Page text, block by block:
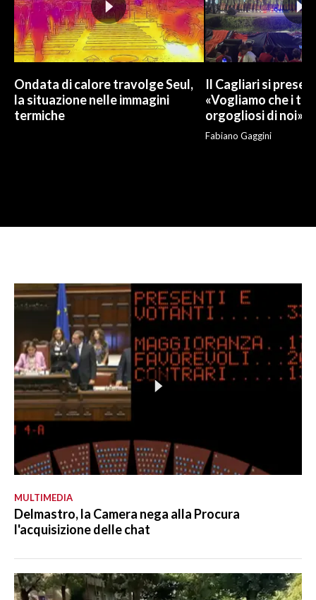
Ondata di calore travolge Seul,
la situazione nelle immagini
termiche
Il Cagliari si
«Vogliamo che i
orgogliosi di noi»
Fabiano Gaggini
MULTIMEDIA
Delmastro, la Camera nega alla Procura
l'acquisizione delle chat